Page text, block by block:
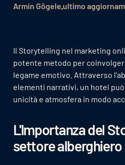
Armin Gögeleultimo
Il Storytelling nel marketing
potente metodo per
legame emotivo. Attraverso
elementi narrativi, un hotel
unicità e atmosfera in modo
L'Importanza del
settore alberghiero